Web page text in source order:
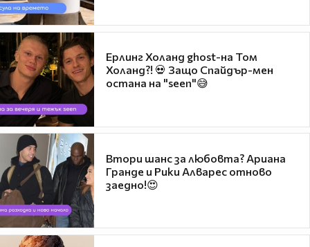
Ерлинг Холанд ghost-на Том
Холанд?! 💀 Защо Спайдър-мен
остана на "seen"😅
Втори шанс за любовта? Ариана
Гранде и Рики Алварес отново
заедно!😍